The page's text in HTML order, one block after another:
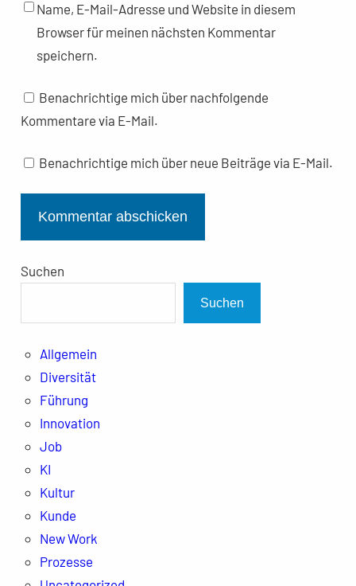
Name, E-Mail-Adresse und Website in diesem
Browser für meinen nächsten Kommentar
speichern.
Benachrichtige mich über nachfolgende
Kommentare via E-Mail.
Benachrichtige mich über neue Beiträge via E-Mail.
Suchen
Suchen
Allgemein
Diversität
Führung
Innovation
Job
KI
Kultur
Kunde
New Work
Prozesse